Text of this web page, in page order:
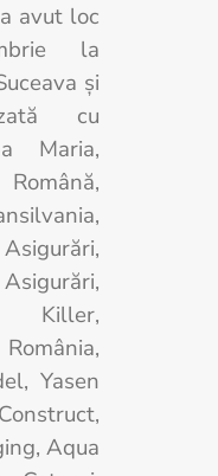
avut loc
la
și
cu
Maria,
Killer,
Yasen
Aqua